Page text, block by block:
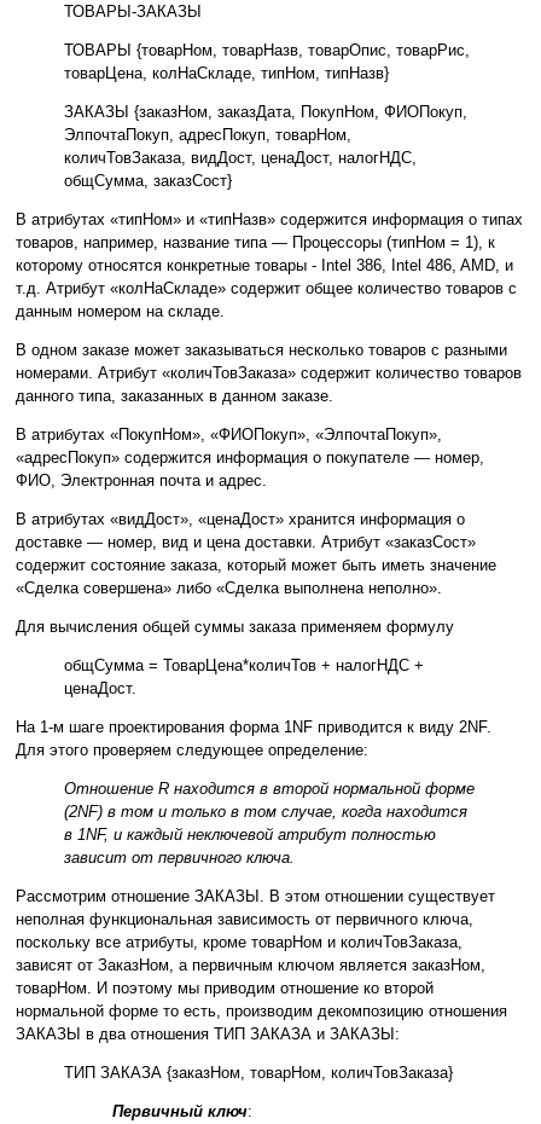
ТОВАРЫ-ЗАКАЗЫ
ТОВАРЫ {товарНом, товарНазв, товарОпис, товарРис,
товарЦена, колНаСкладе, типНом, типНазв}
ЗАКАЗЫ {заказНом, заказДата, ПокупНом, ФИОПокуп,
ЭлпочтаПокуп, адресПокуп, товарНом,
количТовЗаказа, видДост, ценаДост, налогНДС,
общСумма, заказСост}
В атрибутах «типНом» и «типНазв» содержится информация о типах
товаров, например, название типа — Процессоры (типНом = 1), к
которому относятся конкретные товары - Intel 386, Intel 486, AMD, и
т.д. Атрибут «колНаСкладе» содержит общее количество товаров с
данным номером на складе.
В одном заказе может заказываться несколько товаров с разными
номерами. Атрибут «количТовЗаказа» содержит количество товаров
данного типа, заказанных в данном заказе.
В атрибутах «ПокупНом», «ФИОПокуп», «ЭлпочтаПокуп»,
«адресПокуп» содержится информация о покупателе — номер,
ФИО, Электронная почта и адрес.
В атрибутах «видДост», «ценаДост» хранится информация о
доставке — номер, вид и цена доставки. Атрибут «заказСост»
содержит состояние заказа, который может быть иметь значение
«Сделка совершена» либо «Сделка выполнена неполно».
Для вычисления общей суммы заказа применяем формулу
общСумма = ТоварЦена*количТов + налогНДС +
ценаДост.
На 1-м шаге проектирования форма 1NF приводится к виду 2NF.
Для этого проверяем следующее определение:
Отношение R находится в второй нормальной форме
(2NF) в том и только в том случае, когда находится
в 1NF, и каждый неключевой атрибут полностью
зависит от первичного ключа.
Рассмотрим отношение ЗАКАЗЫ. В этом отношении существует
неполная функциональная зависимость от первичного ключа,
поскольку все атрибуты, кроме товарНом и количТовЗаказа,
зависят от ЗаказНом, а первичным ключом является заказНом,
товарНом. И поэтому мы приводим отношение ко второй
нормальной форме то есть, производим декомпозицию отношения
ЗАКАЗЫ в два отношения ТИП ЗАКАЗА и ЗАКАЗЫ:
ТИП ЗАКАЗА {заказНом, товарНом, количТовЗаказа}
Первичный ключ: